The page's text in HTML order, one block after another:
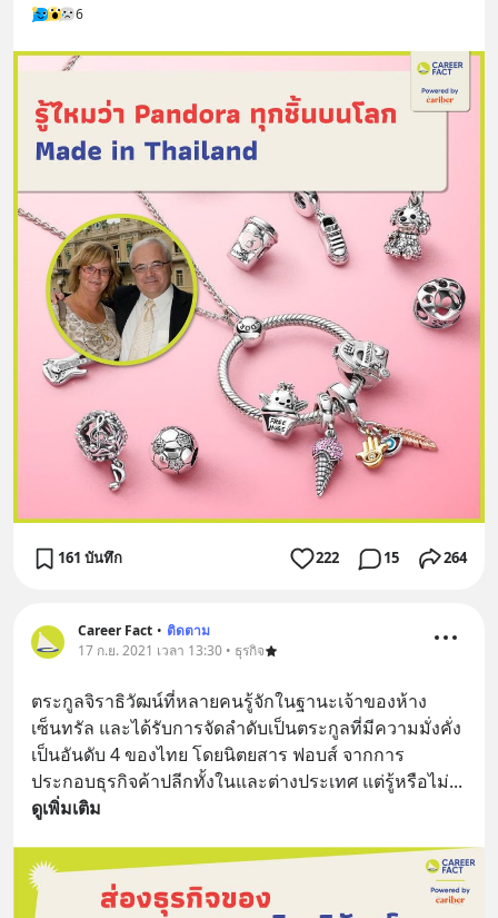
6
161 บันทึก 222 15 264
Career Fact • ติดตาม
17 ก.ย. 2021 เวลา 13:30 • ธุรกิจ
ตระกูลจิราธิวัฒน์ที่หลายคนรู้จักในฐานะเจ้าของห้าง
เซ็นทรัล และได้รับการจัดลำดับเป็นตระกูลที่มีความมั่งคั่ง
เป็นอันดับ 4 ของไทย โดยนิตยสาร ฟอบส์ จากการ
ประกอบธุรกิจค้าปลีกทั้งในและต่างประเทศ แต่รู้หรือไม่...
ดูเพิ่มเติม